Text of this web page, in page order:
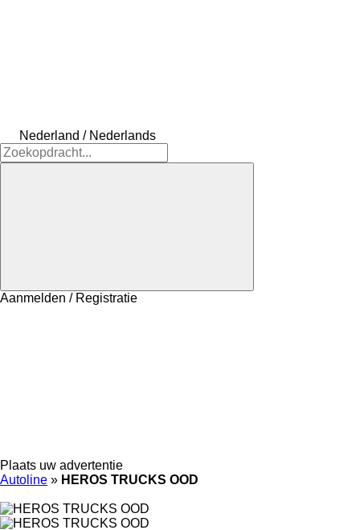
Nederland / Nederlands
Aanmelden / Registratie
Plaats uw advertentie
Autoline » HEROS TRUCKS OOD